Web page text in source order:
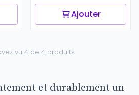
Ajouter
vu 4 de 4 produits
et durablement un